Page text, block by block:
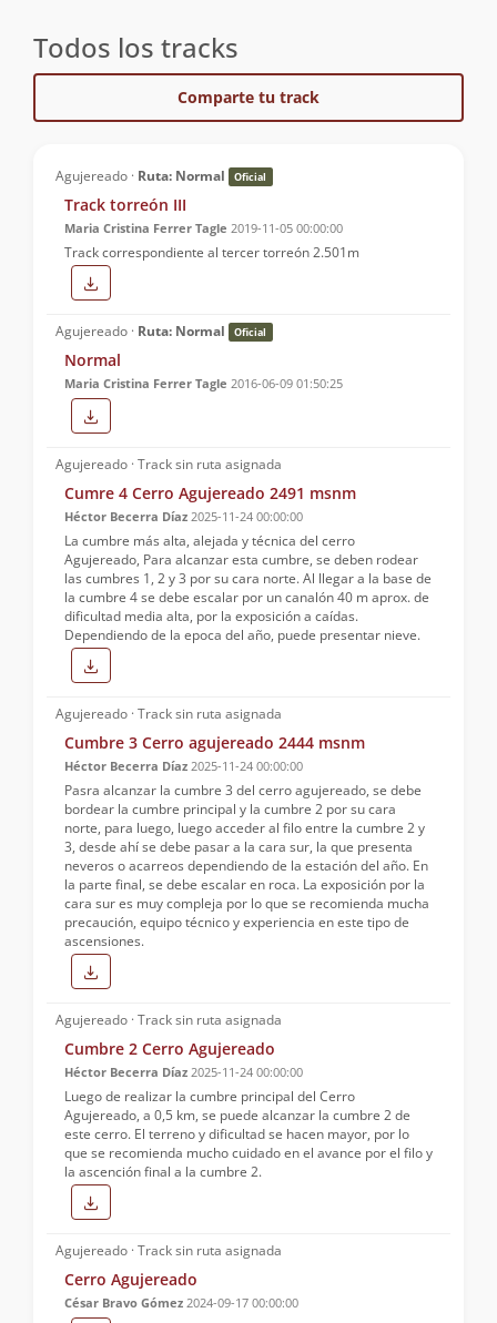
Todos los tracks
Comparte tu track
Agujereado · Ruta: Normal Oficial
Track torreón III
Maria Cristina Ferrer Tagle 2019-11-05 00:00:00
Track correspondiente al tercer torreón 2.501m
Agujereado · Ruta: Normal Oficial
Normal
Maria Cristina Ferrer Tagle 2016-06-09 01:50:25
Agujereado · Track sin ruta asignada
Cumre 4 Cerro Agujereado 2491 msnm
Héctor Becerra Díaz 2025-11-24 00:00:00
La cumbre más alta, alejada y técnica del cerro
Agujereado, Para alcanzar esta cumbre, se deben rodear
las cumbres 1, 2 y 3 por su cara norte. Al llegar a la base de
la cumbre 4 se debe escalar por un canalón 40 m aprox. de
dificultad media alta, por la exposición a caídas.
Dependiendo de la epoca del año, puede presentar nieve.
Agujereado · Track sin ruta asignada
Cumbre 3 Cerro agujereado 2444 msnm
Héctor Becerra Díaz 2025-11-24 00:00:00
Pasra alcanzar la cumbre 3 del cerro agujereado, se debe
bordear la cumbre principal y la cumbre 2 por su cara
norte, para luego, luego acceder al filo entre la cumbre 2 y
3, desde ahí se debe pasar a la cara sur, la que presenta
neveros o acarreos dependiendo de la estación del año. En
la parte final, se debe escalar en roca. La exposición por la
cara sur es muy compleja por lo que se recomienda mucha
precaución, equipo técnico y experiencia en este tipo de
ascensiones.
Agujereado · Track sin ruta asignada
Cumbre 2 Cerro Agujereado
Héctor Becerra Díaz 2025-11-24 00:00:00
Luego de realizar la cumbre principal del Cerro
Agujereado, a 0,5 km, se puede alcanzar la cumbre 2 de
este cerro. El terreno y dificultad se hacen mayor, por lo
que se recomienda mucho cuidado en el avance por el filo y
la ascención final a la cumbre 2.
Agujereado · Track sin ruta asignada
Cerro Agujereado
César Bravo Gómez 2024-09-17 00:00:00